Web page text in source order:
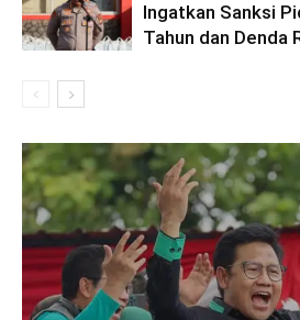
Ingatkan Sanksi
Tahun dan Denda